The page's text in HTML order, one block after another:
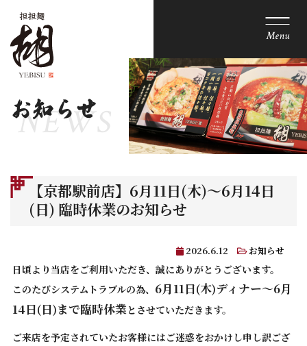
Menu
お知らせ
【京都駅前店】6月11日(木)～6月14日
(日) 臨時休業のお知らせ
2026.6.12 お知らせ
日頃より当店をご利用いただき、誠にありがとうございます。
このたびシステムトラブルの為、 6月11日(木)ディナー～6月
14日(日)まで臨時休業とさせていただきます。
ご来店を予定されていたお客様にはご迷惑をおかけし申し訳ござ